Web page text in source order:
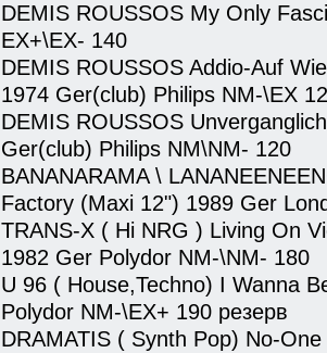
DEMIS ROUSSOS My Only
EX+\EX- 140
DEMIS ROUSSOS Addio-Auf
1974 Ger(club) Philips NM-\EX
DEMIS ROUSSOS
Ger(club) Philips NM\NM- 120
BANANARAMA \
Factory (Maxi 12") 1989 Ger
TRANS-X ( Hi NRG ) Living On
1982 Ger Polydor NM-\NM- 180
U 96 ( House,Techno) I Wanna
Polydor NM-\EX+ 190 резерв
DRAMATIS ( Synth Pop) No-